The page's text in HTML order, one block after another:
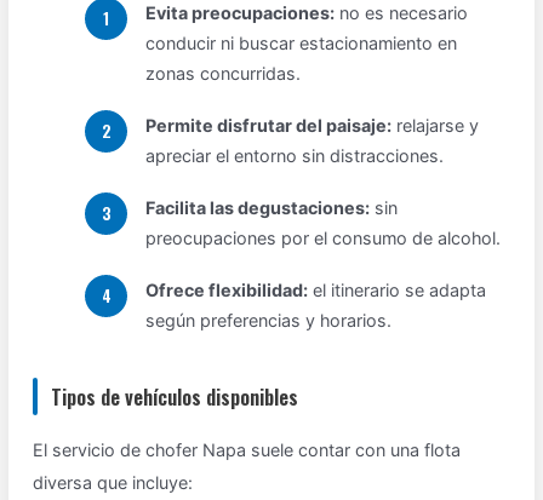
Evita preocupaciones: no es necesario
conducir ni buscar estacionamiento en
zonas concurridas.
Permite disfrutar del paisaje: relajarse y
apreciar el entorno sin distracciones.
Facilita las degustaciones: sin
preocupaciones por el consumo de alcohol.
Ofrece flexibilidad: el itinerario se adapta
según preferencias y horarios.
Tipos de vehículos disponibles
El servicio de chofer Napa suele contar con una flota
diversa que incluye: